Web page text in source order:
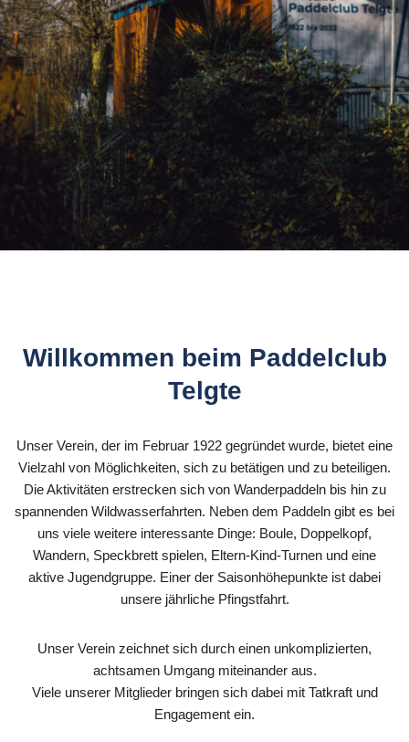
Willkommen beim Paddelclub
Telgte
Unser Verein, der im Februar 1922 gegründet wurde, bietet eine
Vielzahl von Möglichkeiten, sich zu betätigen und zu beteiligen.
Die Aktivitäten erstrecken sich von Wanderpaddeln bis hin zu
spannenden Wildwasserfahrten. Neben dem Paddeln gibt es bei
uns viele weitere interessante Dinge: Boule, Doppelkopf,
Wandern, Speckbrett spielen, Eltern-Kind-Turnen und eine
aktive Jugendgruppe. Einer der Saisonhöhepunkte ist dabei
unsere jährliche Pfingstfahrt.
Unser Verein zeichnet sich durch einen unkomplizierten,
achtsamen Umgang miteinander aus.
Viele unserer Mitglieder bringen sich dabei mit Tatkraft und
Engagement ein.